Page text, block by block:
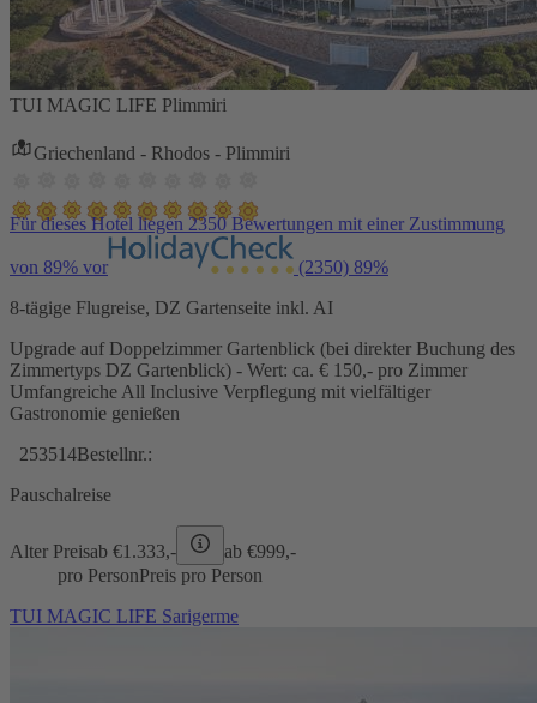
TUI MAGIC LIFE Plimmiri
Griechenland - Rhodos - Plimmiri
Für dieses Hotel liegen 2350 Bewertungen mit einer Zustimmung
von 89% vor (2350) 89%
8-tägige Flugreise, DZ Gartenseite inkl. AI
Upgrade auf Doppelzimmer Gartenblick (bei direkter Buchung des
Zimmertyps DZ Gartenblick) - Wert: ca. € 150,- pro Zimmer
Umfangreiche All Inclusive Verpflegung mit vielfältiger
Gastronomie genießen
253514Bestellnr.:
Pauschalreise
Alter Preisab €1.333,- ab €999,-
pro PersonPreis pro Person
TUI MAGIC LIFE Sarigerme